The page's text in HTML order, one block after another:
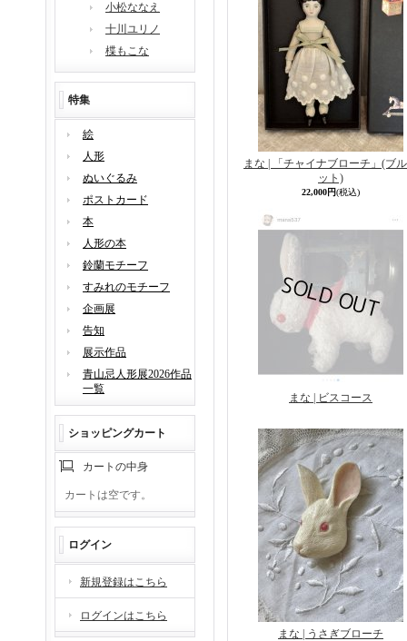
小松ななえ
十川ユリノ
楪もこな
特集
絵
人形
ぬいぐるみ
ポストカード
本
人形の本
鈴蘭モチーフ
すみれのモチーフ
企画展
告知
展示作品
青山忌人形展2026作品
一覧
ショッピングカート
カートの中身
カートは空です。
ログイン
新規登録はこちら
ログインはこちら
まな | 「チャイナブローチ」(ブ
ット)
22,000円(税込)
まな | ビスコース
まな | うさぎブローチ